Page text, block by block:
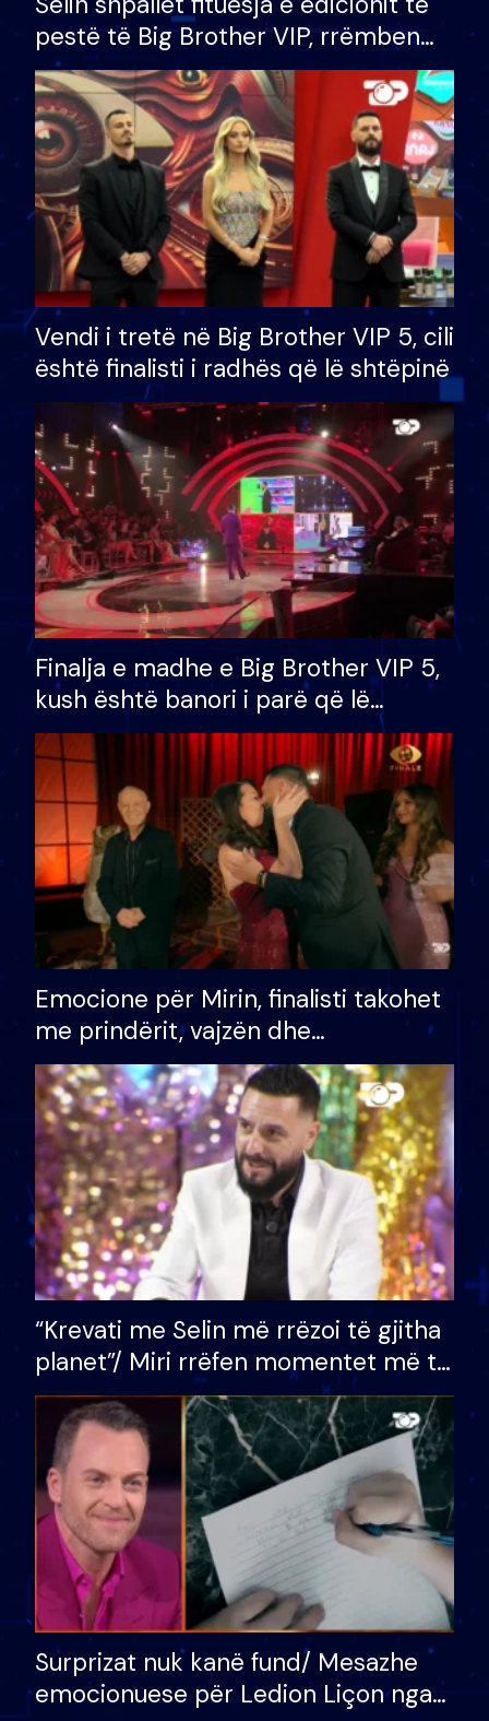
pestë të Big Brother VIP, rrëmben
çmimin e madh prej 100 mijë eurosh
Vendi i tretë në Big Brother VIP 5, cili
është finalisti i radhës që lë shtëpinë
Finalja e madhe e Big Brother VIP 5,
kush është banori i parë që lë
shtëpinë dhe humb mundësinë për
të fituar çmimin e madh
Emocione për Mirin, finalisti takohet
me prindërit, vajzën dhe
bashkëshorten: S’kemi ndonjë letër
divorci apo jo?
“Krevati me Selin më rrëzoi të gjitha
planet”/ Miri rrëfen momentet më të
bukura në shtëpinë e BB VIP: Do më
mungojë zilja e mëngjesit kur…
Surprizat nuk kanë fund/ Mesazhe
emocionuese për Ledion Liçon nga